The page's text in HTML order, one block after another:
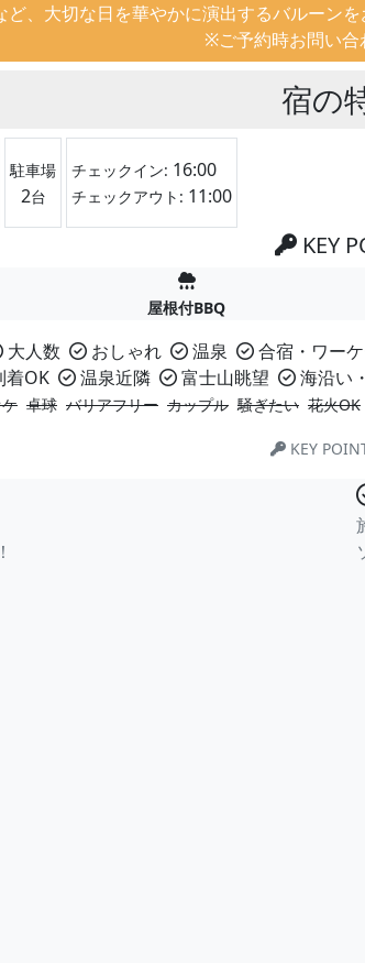
ど、大切な日を華やかに演出するバルーン
※ご予約時お問い合
宿の
駐車場
2台
チェックイン: 16:00
チェックアウト: 11:00
KEY
屋根付BBQ
大人数 おしゃれ 温泉 合宿・ワー
着OK 温泉近隣 富士山眺望 海沿い
卓球 バリアフリー カップル 騒ぎたい 花火OK
KEY